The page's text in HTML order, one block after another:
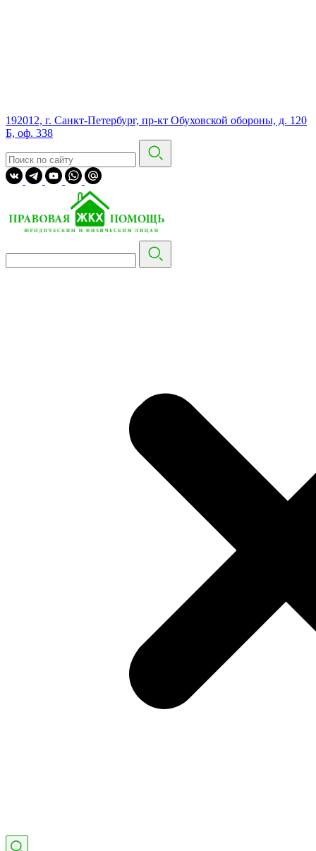
192012, г. Санкт-Петербург, пр-кт Обуховской обороны, д. 120
Б, оф. 338